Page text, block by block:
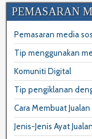
PEMASARAN
Pemasaran media
Tip menggunakan
Komuniti Digital
Tip pengiklanan
Cara Membuat
Jenis-Jenis Ayat